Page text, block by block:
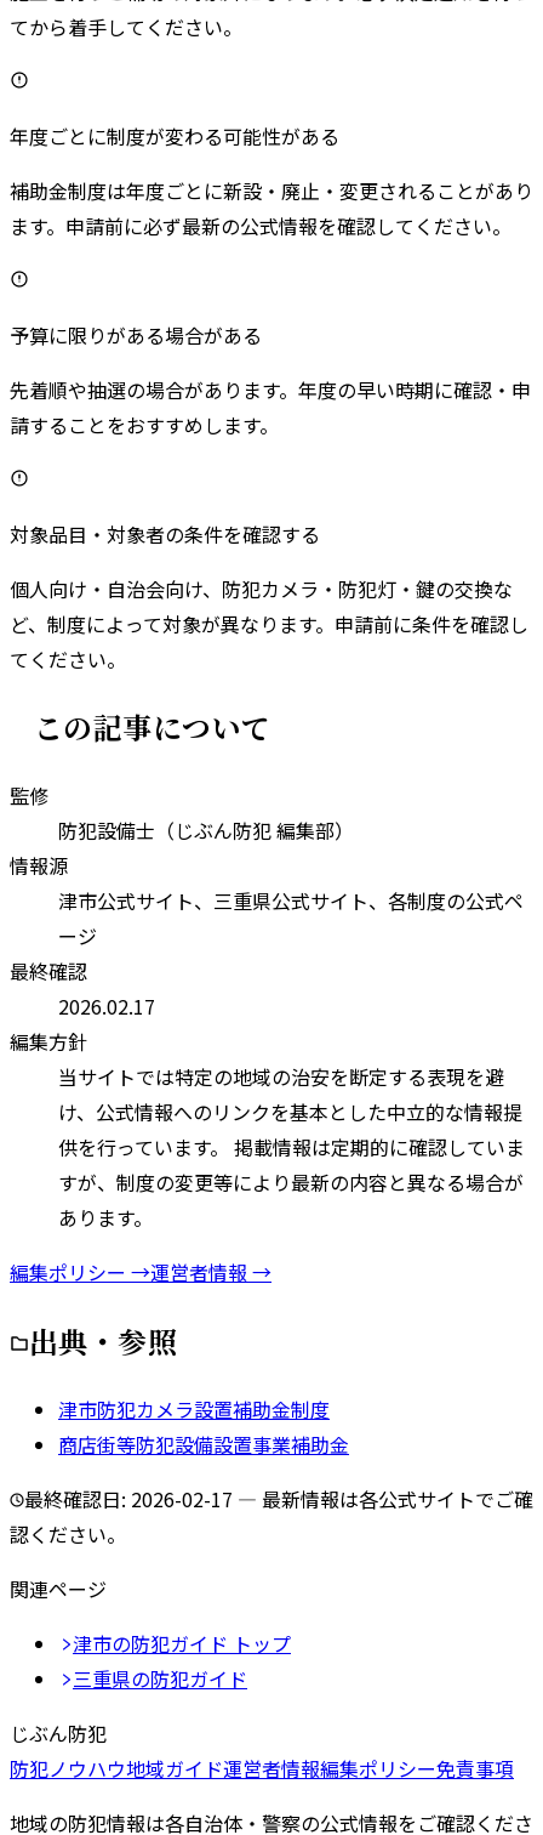
てから着手してください。
年度ごとに制度が変わる可能性がある
補助金制度は年度ごとに新設・廃止・変更されることがあり
ます。申請前に必ず最新の公式情報を確認してください。
予算に限りがある場合がある
先着順や抽選の場合があります。年度の早い時期に確認・申
請することをおすすめします。
対象品目・対象者の条件を確認する
個人向け・自治会向け、防犯カメラ・防犯灯・鍵の交換な
ど、制度によって対象が異なります。申請前に条件を確認し
てください。
この記事について
監修
防犯設備士（じぶん防犯 編集部）
情報源
津市公式サイト、 三重県公式サイト、各制度の公式ペ
ージ
最終確認
2026.02.17
編集方針
当サイトでは特定の地域の治安を断定する表現を避
け、公式情報へのリンクを基本とした中立的な情報提
供を行っています。 掲載情報は定期的に確認していま
すが、制度の変更等により最新の内容と異なる場合が
あります。
編集ポリシー →運営者情報 →
出典・参照
津市防犯カメラ設置補助金制度
商店街等防犯設備設置事業補助金
最終確認日: 2026-02-17 — 最新情報は各公式サイトでご確
認ください。
関連ページ
津市の防犯ガイド トップ
三重県の防犯ガイド
じぶん防犯
防犯ノウハウ地域ガイド運営者情報編集ポリシー免責事項
地域の防犯情報は各自治体・警察の公式情報をご確認くださ